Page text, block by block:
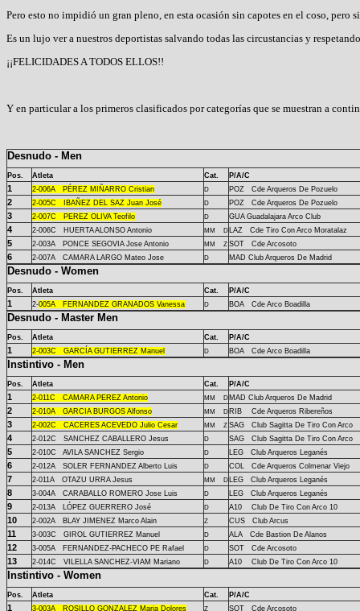
Pero esto no impidió un gran pleno, en esta ocasión sin capotes en el coso,
Es un lujo ver a nuestros deportistas salvando todas las circustancias y
¡¡FELICIDADES A TODOS ELLOS!!
Y en particular a los primeros clasificados por categorías que se muestran a
Desnudo - Men
Pos. Atleta Cat. P/A/C
1 2-006A PÉREZ MIÑARRO Cristian D POZ Cde Arqueros De Pozuelo
2 2-005C IBAÑEZ DEL SAZ Juan José D POZ Cde Arqueros De Pozuelo
3 2-007C PEREZ OLIVA Teofilo D GUA Guadalajara Arco Club
4 2-006C HUERTA ALONSO Antonio MM D LAZ Cde Tiro Con Arco Moratalaz
5 2-003A PONCE SEGOVIA Jose Antonio MM Z SOT Cde Arcosoto
6 2-007A CAMARA LARGO Mateo Jose D MAD Club Arqueros De Madrid
Desnudo - Women
Pos. Atleta Cat. P/A/C
1 2-005A FERNANDEZ GRANADOS Vanessa D BOA Cde Arco Boadilla
Desnudo - Master Men
Pos. Atleta Cat. P/A/C
1 2-003C GARCÍA GUTIERREZ Manuel D BOA Cde Arco Boadilla
Instintivo - Men
Pos. Atleta Cat. P/A/C
1 2-011C CAMARA PEREZ Antonio MM D MAD Club Arqueros De Madrid
2 2-010A GARCIA BURGOS Alfonso MM D RIB Cde Arqueros Ribereños
3 2-002C CACERES ACEVEDO Julio Cesar MM Z SAG Club Sagitta De Tiro Con Arco
4 2-012C SANCHEZ CABALLERO Jesus D SAG Club Sagitta De Tiro Con Arco
5 2-010C AVILA SANCHEZ Sergio D LEG Club Arqueros Leganés
6 2-012A SOLER FERNANDEZ Alberto Luis D COL Cde Arqueros Colmenar Viejo
7 2-011A OTAZU URRA Jesus MM D LEG Club Arqueros Leganés
8 3-004A CARABALLO ROMERO Jose Luis D LEG Club Arqueros Leganés
9 2-013A LÓPEZ GUERRERO José D A10 Club De Tiro Con Arco 10
10 2-002A BLAY JIMENEZ Marco Alain Z CUS Club Arcus
11 3-003C GIROL GUTIERREZ Manuel D ALA Cde Bastion De Alanos
12 3-005A FERNANDEZ-PACHECO PE Rafael D SOT Cde Arcosoto
13 2-014C VILELLA SANCHEZ-VIAM Mariano D A10 Club De Tiro Con Arco 10
Instintivo - Women
Pos. Atleta Cat. P/A/C
1 3-003A ROSILLO GONZALEZ Maria Dolores Z SOT Cde Arcosoto